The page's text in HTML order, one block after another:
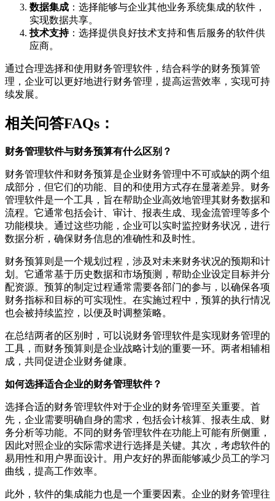
数据集成 ：选择能够与企业其他业务系统集成的软件，
实现数据共享。
技术支持：选择提供良好技术支持和售后服务的软件供
应商。
通过合理选择和使用财务管理软件，结合科学的财务预算管
理，企业可以更好地进行财务管理，提高运营效率，实现可持
续发展。
相关问答FAQs：
财务管理软件与财务预算有什么区别？
财务管理软件和财务预算是企业财务管理中不可或缺的两个组
成部分，但它们的功能、目的和使用方式存在显著差异。财务
管理软件是一个工具，旨在帮助企业高效地管理其财务数据和
流程。它通常包括会计、审计、报表生成、现金流管理等多个
功能模块。通过这些功能，企业可以实时监控财务状况，进行
数据分析，确保财务信息的准确性和及时性。
财务预算则是一个规划过程，涉及对未来财务状况的预期和计
划。它通常基于历史数据和市场预测，帮助企业设定目标并分
配资源。预算的制定过程通常需要各部门的参与，以确保各项
财务指标和目标的可实现性。在实施过程中，预算的执行情况
也会被持续监控，以便及时调整策略。
在总结两者的区别时，可以说财务管理软件是实现财务管理的
工具，而财务预算则是企业战略计划的重要一环。两者相辅相
成，共同促进企业财务健康。
如何选择适合企业的财务管理软件？
选择合适的财务管理软件对于企业的财务管理至关重要。首
先，企业需要明确自身的需求，包括会计核算、报表生成、财
务分析等功能。不同的财务管理软件在功能上可能有所侧重，
因此对照企业的实际需求进行选择是关键。其次，考虑软件的
易用性和用户界面设计。用户友好的界面能够减少员工的学习
曲线，提高工作效率。
此外，软件的集成能力也是一个重要因素。企业的财务管理往